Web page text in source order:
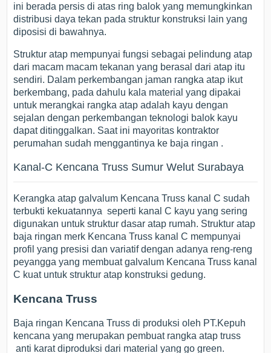
ini berada persis di atas ring balok yang memungkinkan
distribusi daya tekan pada struktur konstruksi lain yang
diposisi di bawahnya.
Struktur atap mempunyai fungsi sebagai pelindung atap
dari macam macam tekanan yang berasal dari atap itu
sendiri. Dalam perkembangan jaman rangka atap ikut
berkembang, pada dahulu kala material yang dipakai
untuk merangkai rangka atap adalah kayu dengan
sejalan dengan perkembangan teknologi balok kayu
dapat ditinggalkan. Saat ini mayoritas kontraktor
perumahan sudah menggantinya ke baja ringan .
Kanal-C Kencana Truss Sumur Welut Surabaya
Kerangka atap galvalum Kencana Truss kanal C sudah
terbukti kekuatannya seperti kanal C kayu yang sering
digunakan untuk struktur dasar atap rumah. Struktur atap
baja ringan merk Kencana Truss kanal C mempunyai
profil yang presisi dan variatif dengan adanya reng-reng
peyangga yang membuat galvalum Kencana Truss kanal
C kuat untuk struktur atap konstruksi gedung.
Kencana Truss
Baja ringan Kencana Truss di produksi oleh PT.Kepuh
kencana yang merupakan pembuat rangka atap truss
anti karat diproduksi dari material yang go green.